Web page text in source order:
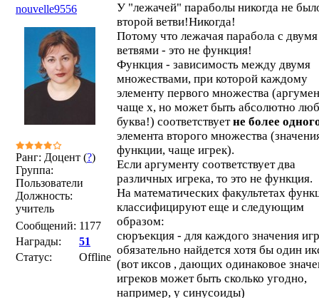
nouvelle9556
Ранг: Доцент (?)
Группа:
Пользователи
Должность:
учитель
Сообщений: 1177
Награды:
51
Статус:
Offline
У "лежачей" параболы никогда не
второй ветви!Никогда!
Потому что лежачая парабола с двумя
ветвями - это не функция!
Функция - зависимость между двумя
множествами, при которой каждому
элементу первого множества
чаще х, но может быть абсолютно
буква!) соответствуетне более
элемента второго множества
функции, чаще игрек).
Если аргументу соответствует два
различных игрека, то это не функция.
На математических факультетах
классифицируют еще и следующим
образом:
сюръекция - для каждого значения
обязательно найдется хотя бы один
(вот иксов , дающих одинаковое
игреков может быть сколько угодно,
например, у синусоиды)